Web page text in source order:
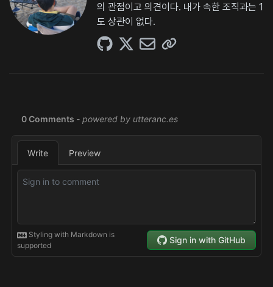
의 관점이고 의견이다. 내가 속한 조직과는 1
도 상관이 없다.